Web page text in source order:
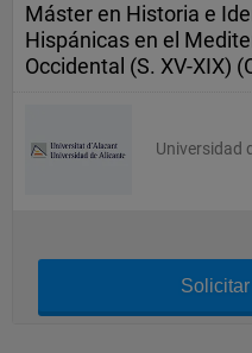
Máster en Historia e
Hispánicas en el
Occidental (S. XV-XIX)
Universidad